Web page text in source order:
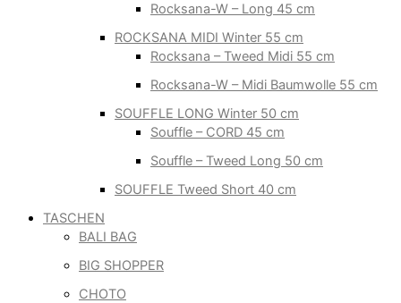
Rocksana-W – Long 45 cm
ROCKSANA MIDI Winter 55 cm
Rocksana – Tweed Midi 55 cm
Rocksana-W – Midi Baumwolle 55 cm
SOUFFLE LONG Winter 50 cm
Souffle – CORD 45 cm
Souffle – Tweed Long 50 cm
SOUFFLE Tweed Short 40 cm
TASCHEN
BALI BAG
BIG SHOPPER
CHOTO